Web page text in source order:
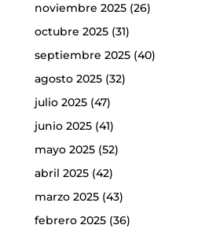
noviembre 2025(26)
octubre 2025(31)
septiembre 2025(40)
agosto 2025(32)
julio 2025(47)
junio 2025(41)
mayo 2025(52)
abril 2025(42)
marzo 2025(43)
febrero 2025(36)